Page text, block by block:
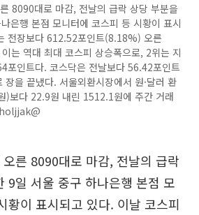
8090대로 마감, 전날의 급락 상당 부분을
은행 본점 모니터에 코스피 등 시황이 표시
전장보다 612.52포인트(8.18%) 오른
는 역대 최대 코스피 상승폭으로, 2위는 지
포인트다. 코스닥은 전날보다 56.42포인트
을 끝냈다. 서울외환시장에서 원·달러 환
)보다 22.9원 내린 1512.1원에 주간 거래
른 8090대로 마감, 전날의 급락
9일 서울 중구 하나은행 본점 모
황이 표시되고 있다. 이날 코스피